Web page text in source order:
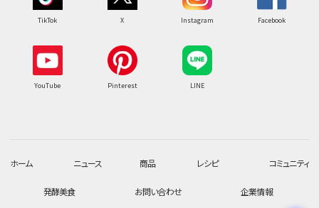
TikTok X Instagram Facebook
YouTube Pinterest LINE
ホーム ニュース 商品 レシピ コミュニティ
発酵美食 お問い合わせ 企業情報